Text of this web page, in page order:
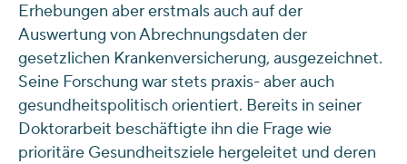
Erhebungen aber erstmals auch auf der
Auswertung von Abrechnungsdaten der
gesetzlichen Krankenversicherung, ausgezeichnet.
Seine Forschung war stets praxis- aber auch
gesundheitspolitisch orientiert. Bereits in seiner
Doktorarbeit beschäftigte ihn die Frage wie
prioritäre Gesundheitsziele hergeleitet und deren